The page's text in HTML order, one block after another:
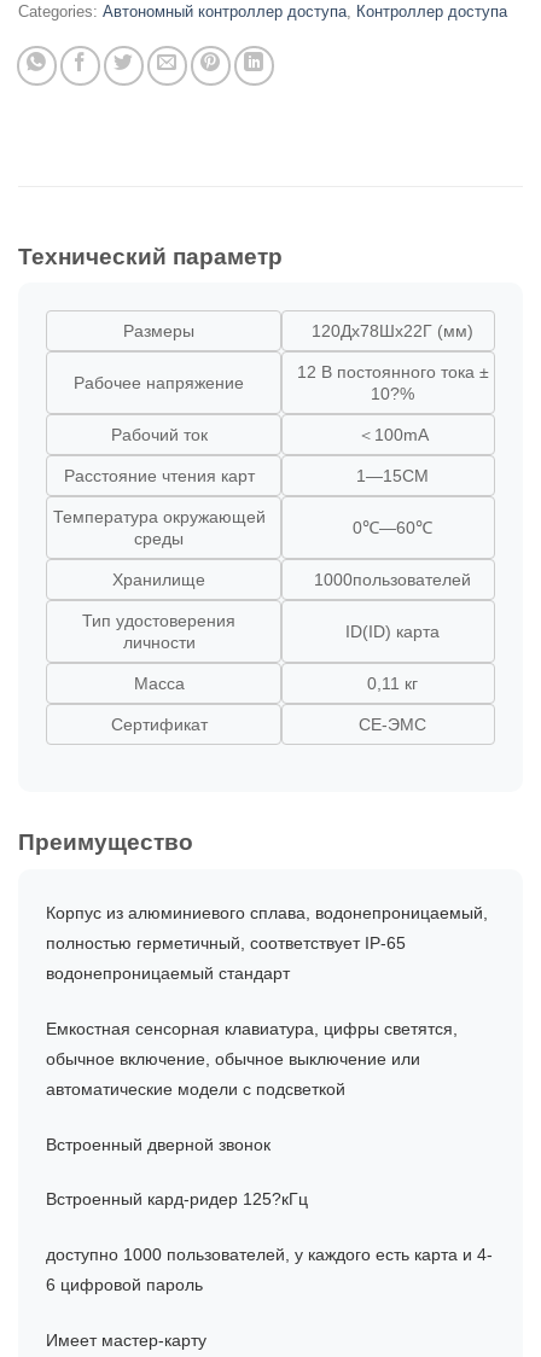
Categories: Автономный контроллер доступа Контроллер доступа
Технический параметр
Размеры 120Дx78Шx22Г (мм)
Рабочее напряжение
12 В постоянного тока ±
10?%
Рабочий ток ＜100mA
Расстояние чтения карт 1—15CM
Температура окружающей
среды
0℃—60℃
Хранилище 1000пользователей
Тип удостоверения
личности
ID(ID) карта
Масса 0,11 кг
Сертификат CE-ЭМС
Преимущество
Корпус из алюминиевого сплава, водонепроницаемый,
полностью герметичный, соответствует IP-65
водонепроницаемый стандарт
Емкостная сенсорная клавиатура, цифры светятся,
обычное включение, обычное выключение или
автоматические модели с подсветкой
Встроенный дверной звонок
Встроенный кард-ридер 125?кГц
доступно 1000 пользователей, у каждого есть карта и 4-
6 цифровой пароль
Имеет мастер-карту